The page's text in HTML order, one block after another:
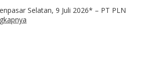
Selatan, 9 Juli 2026* – PT PLN